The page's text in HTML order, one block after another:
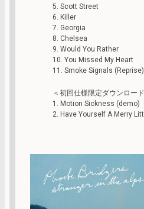
5. Scott Street
6. Killer
7. Georgia
8. Chelsea
9. Would You Rather
10. You Missed My Heart
11. Smoke Signals (Reprise)
＜初回仕様限定ダウンロー
1. Motion Sickness (demo)
2. Have Yourself A Merry